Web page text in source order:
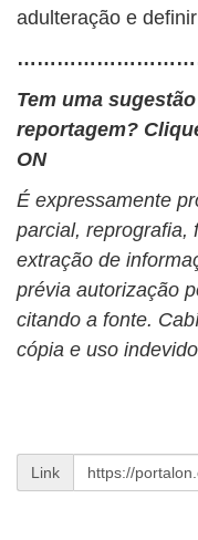
adulteração e
Tem uma
reportagem?
ON
É expressamente
parcial, reprografia,
extração de
prévia autorização
citando a fonte.
cópia e uso
Link